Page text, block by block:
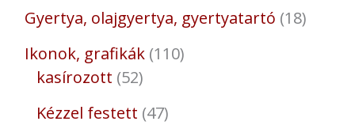
Gyertya, olajgyertya, gyertyatartó 18
Ikonok, grafikák 110
kasírozott 52
Kézzel festett 47